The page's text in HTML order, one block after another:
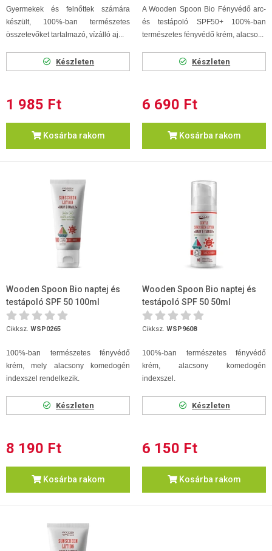
Gyermekek és felnőttek számára
készült, 100%-ban természetes
összetevőket tartalmazó, vízálló aj...
Készleten
1 985 Ft
Kosárba rakom
A Wooden Spoon Bio Fényvédő arc-
és testápoló SPF50+ 100%-ban
természetes fényvédő krém, alacso...
Készleten
6 690 Ft
Kosárba rakom
Wooden Spoon Bio naptej és
testápoló SPF 50 100ml
Cikksz. WSP0265
100%-ban természetes fényvédő
krém, mely alacsony komedogén
indexszel rendelkezik.
Készleten
8 190 Ft
Kosárba rakom
Wooden Spoon Bio naptej és
testápoló SPF 50 50ml
Cikksz. WSP9608
100%-ban természetes fényvédő
krém, alacsony komedogén
indexszel.
Készleten
6 150 Ft
Kosárba rakom